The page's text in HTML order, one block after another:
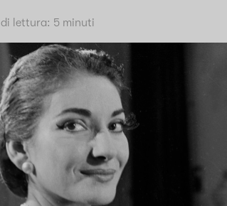
di lettura: 5 minuti